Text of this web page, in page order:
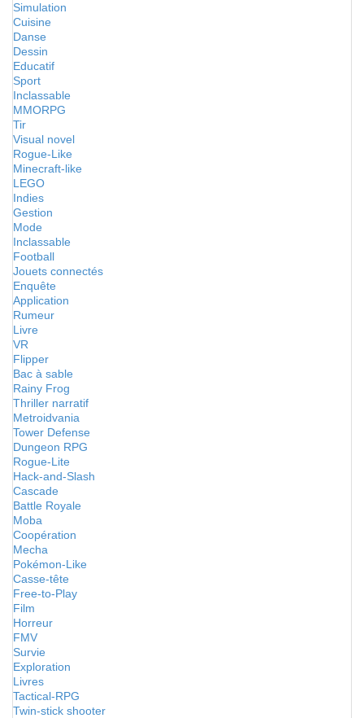
Simulation
Cuisine
Danse
Dessin
Educatif
Sport
Inclassable
MMORPG
Tir
Visual novel
Rogue-Like
Minecraft-like
LEGO
Indies
Gestion
Mode
Inclassable
Football
Jouets connectés
Enquête
Application
Rumeur
Livre
VR
Flipper
Bac à sable
Rainy Frog
Thriller narratif
Metroidvania
Tower Defense
Dungeon RPG
Rogue-Lite
Hack-and-Slash
Cascade
Battle Royale
Moba
Coopération
Mecha
Pokémon-Like
Casse-tête
Free-to-Play
Film
Horreur
FMV
Survie
Exploration
Livres
Tactical-RPG
Twin-stick shooter